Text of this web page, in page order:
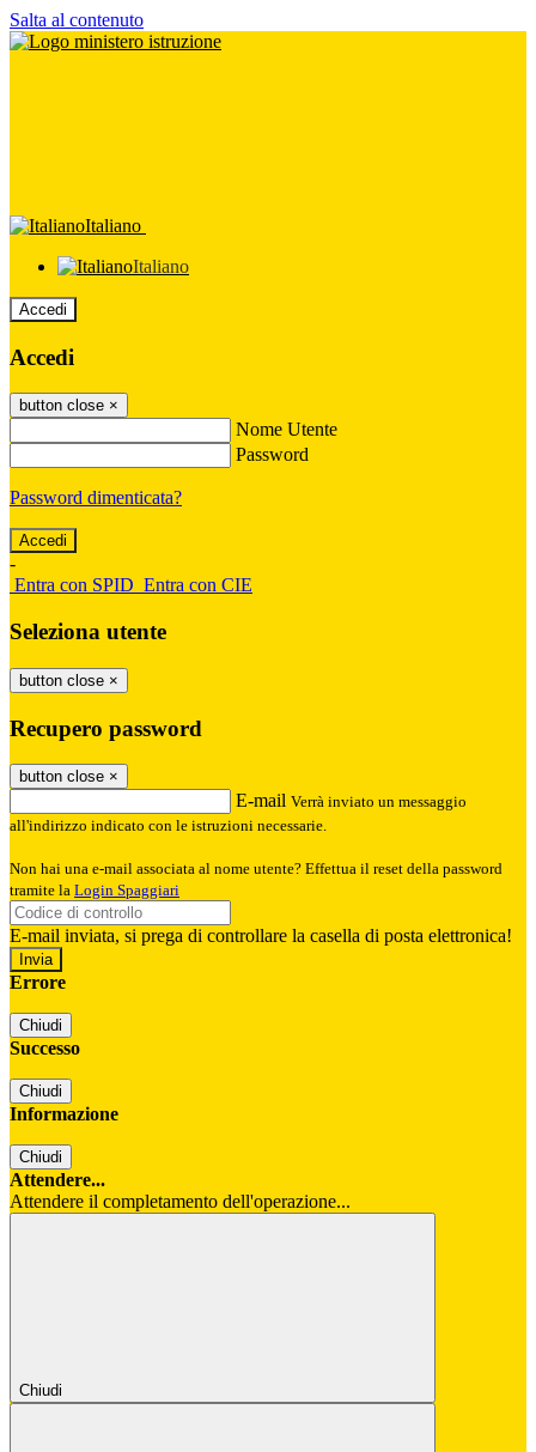
Salta al contenuto
Italiano
Italiano
Accedi
Accedi
button close ×
Nome Utente
Password
Password dimenticata?
-
Entra con SPID Entra con CIE
Seleziona utente
button close ×
Recupero password
button close ×
E-mail Verrà inviato un messaggio
all'indirizzo indicato con le istruzioni necessarie.
Non hai una e-mail associata al nome utente? Effettua il reset della password
tramite la Login Spaggiari
E-mail inviata, si prega di controllare la casella di posta elettronica!
Errore
Chiudi
Successo
Chiudi
Informazione
Chiudi
Attendere...
Attendere il completamento dell'operazione...
Chiudi